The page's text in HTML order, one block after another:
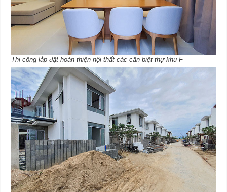
Thi công lắp đặt hoàn thiện nội thất các căn biệt thự khu F